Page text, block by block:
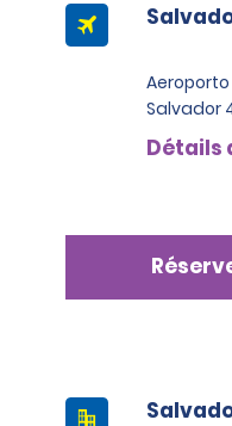
Salvador
Détails